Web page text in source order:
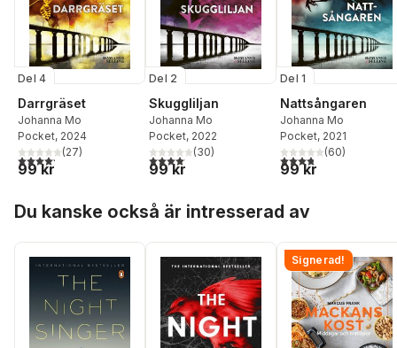
Del 4
Darrgräset
Johanna Mo
Pocket, 2024
4,2utav 5 stjärnor. Totalt antal röster:
(27)
99 kr
Del 2
Skuggliljan
Johanna Mo
Pocket, 2022
4,1utav 5 stjärnor. Totalt antal röster:
(30)
99 kr
Del 1
Nattsångaren
Johanna Mo
Pocket, 2021
3,8utav 5 stjärnor.
(60)
99 kr
Du kanske också är intresserad av
Signerad!